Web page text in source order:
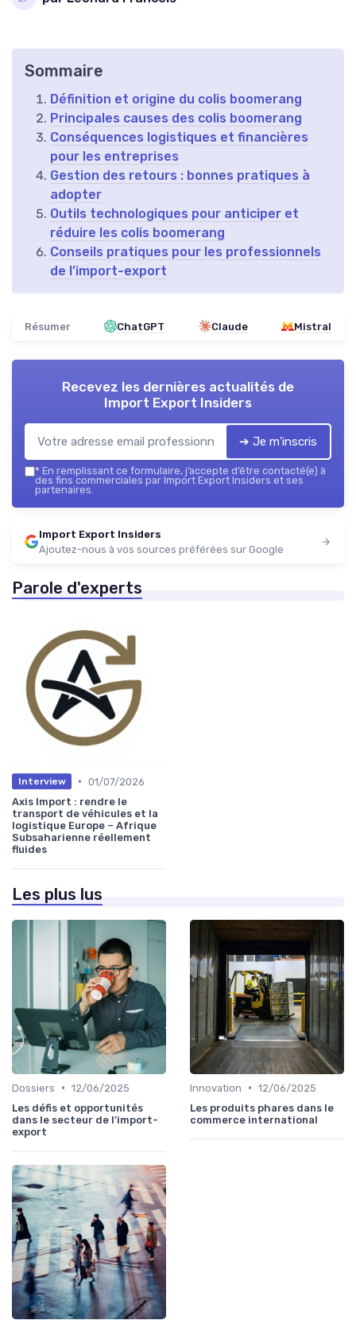
Sommaire
Définition et origine du colis boomerang
Principales causes des colis boomerang
Conséquences logistiques et financières
pour les entreprises
Gestion des retours : bonnes pratiques à
adopter
Outils technologiques pour anticiper et
réduire les colis boomerang
Conseils pratiques pour les professionnels
de l’import-export
Résumer ChatGPT Claude Mistral
Recevez les dernières actualités de
Import Export Insiders
➔ Je m'inscris
* En remplissant ce formulaire, j’accepte d’être contacté(e) à
des fins commerciales par Import Export Insiders et ses
partenaires.
Import Export Insiders
Ajoutez-nous à vos sources préférées sur Google
Parole d'experts
Interview • 01/07/2026
Axis Import : rendre le
transport de véhicules et la
logistique Europe – Afrique
Subsaharienne réellement
fluides
Les plus lus
Dossiers • 12/06/2025
Les défis et opportunités
dans le secteur de l'import-
export
Innovation • 12/06/2025
Les produits phares dans le
commerce international